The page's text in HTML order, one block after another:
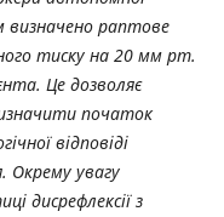
визначено раптове
тиску на 20 мм рт.
Це дозволяє
початок
відповіді
Окрему увагу
дисрефлексії з